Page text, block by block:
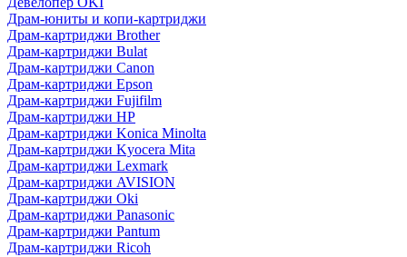
Драм-юниты и копи-картриджи
Драм-картриджи Brother
Драм-картриджи Bulat
Драм-картриджи Canon
Драм-картриджи Epson
Драм-картриджи Fujifilm
Драм-картриджи HP
Драм-картриджи Konica Minolta
Драм-картриджи Kyocera Mita
Драм-картриджи Lexmark
Драм-картриджи AVISION
Драм-картриджи Oki
Драм-картриджи Panasonic
Драм-картриджи Pantum
Драм-картриджи Ricoh